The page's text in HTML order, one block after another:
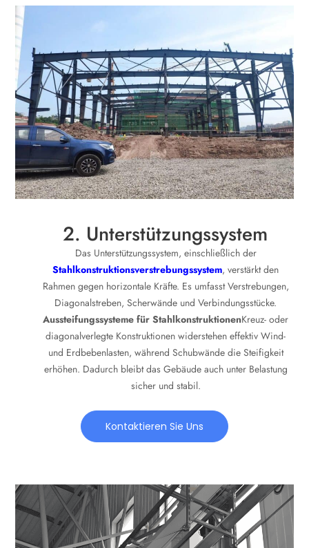
2. Unterstützungssystem
Das Unterstützungssystem, einschließlich der
Stahlkonstruktionsverstrebungssystem, verstärkt den
Rahmen gegen horizontale Kräfte. Es umfasst Verstrebungen,
Diagonalstreben, Scherwände und Verbindungsstücke.
Aussteifungssysteme für StahlkonstruktionenKreuz- oder
diagonalverlegte Konstruktionen widerstehen effektiv Wind-
und Erdbebenlasten, während Schubwände die Steifigkeit
erhöhen. Dadurch bleibt das Gebäude auch unter Belastung
sicher und stabil.
Kontaktieren Sie Uns